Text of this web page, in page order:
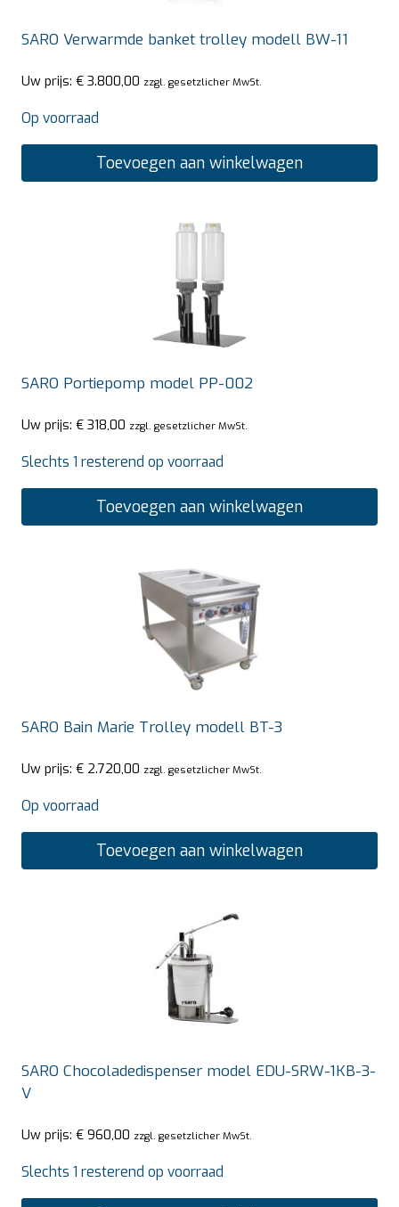
SARO Verwarmde banket trolley modell BW-11
Uw prijs: € 3.800,00 zzgl. gesetzlicher MwSt.
Op voorraad
Toevoegen aan winkelwagen
SARO Portiepomp model PP-002
Uw prijs: € 318,00 zzgl. gesetzlicher MwSt.
Slechts 1 resterend op voorraad
Toevoegen aan winkelwagen
SARO Bain Marie Trolley modell BT-3
Uw prijs: € 2.720,00 zzgl. gesetzlicher MwSt.
Op voorraad
Toevoegen aan winkelwagen
SARO Chocoladedispenser model EDU-SRW-1KB-3-
V
Uw prijs: € 960,00 zzgl. gesetzlicher MwSt.
Slechts 1 resterend op voorraad